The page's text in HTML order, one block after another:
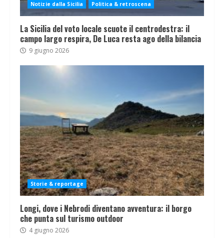
Notizie dalla Sicilia Politica & retroscena
La Sicilia del voto locale scuote il centrodestra: il
campo largo respira, De Luca resta ago della bilancia
9 giugno 2026
Storie & reportage
Longi, dove i Nebrodi diventano avventura: il borgo
che punta sul turismo outdoor
4 giugno 2026